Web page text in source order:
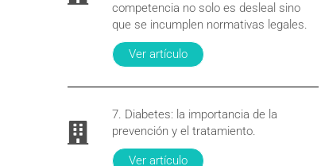
competencia no solo es desleal sino
que se incumplen normativas legales.
Ver artículo
7. Diabetes: la importancia de la
prevención y el tratamiento.
Ver artículo